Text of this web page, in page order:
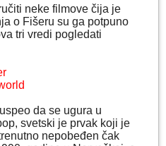
neke filmove čija je
o Fišeru su ga potpuno
tri vredi pogledati
da se ugura u
svetski je prvak koji je
nepobeđen čak